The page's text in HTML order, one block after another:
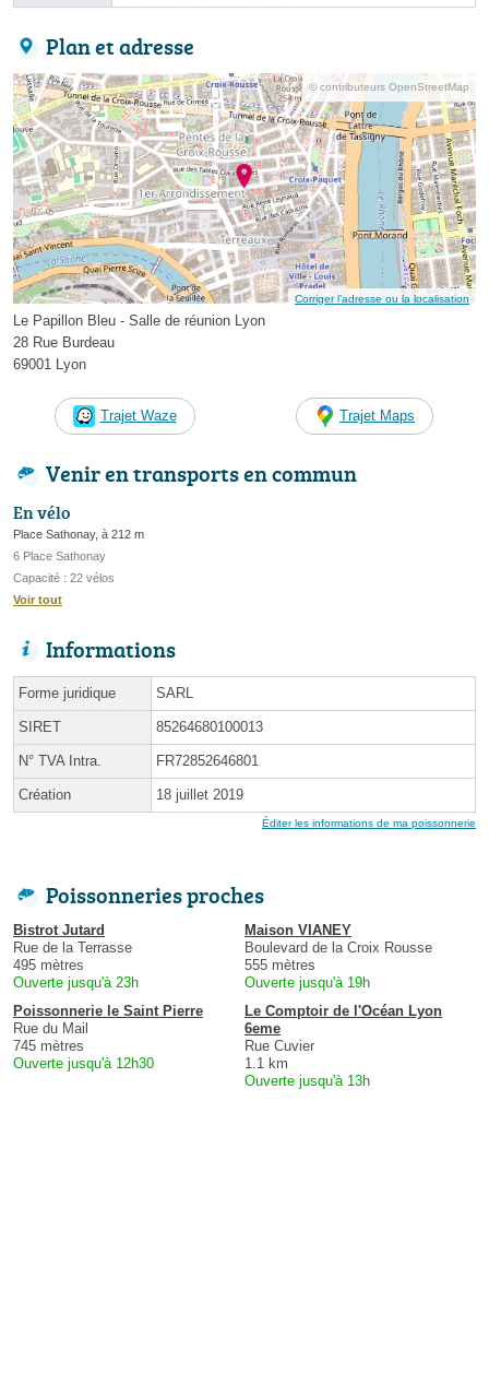
Plan et adresse
© contributeurs OpenStreetMap
Corriger l’adresse ou la localisation
Le Papillon Bleu - Salle de réunion Lyon
28 Rue Burdeau
69001 Lyon
Trajet Waze Trajet Maps
Venir en transports en commun
En vélo
Place Sathonay, à 212 m
6 Place Sathonay
Capacité : 22 vélos
Voir tout
Informations
Forme juridique SARL
SIRET 85264680100013
N° TVA Intra. FR72852646801
Création 18 juillet 2019
Éditer les informations de ma poissonnerie
Poissonneries proches
Bistrot Jutard
Rue de la Terrasse
495 mètres
Ouverte jusqu'à 23h
Maison VIANEY
Boulevard de la Croix Rousse
555 mètres
Ouverte jusqu'à 19h
Poissonnerie le Saint Pierre
Rue du Mail
745 mètres
Ouverte jusqu'à 12h30
Le Comptoir de l'Océan Lyon
6eme
Rue Cuvier
1.1 km
Ouverte jusqu'à 13h